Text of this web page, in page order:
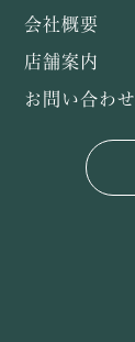
会社概要
店舗案内
お問い合わせ